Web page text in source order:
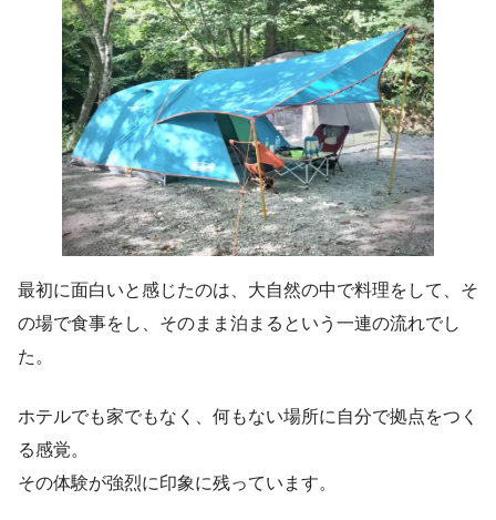
最初に面白いと感じたのは、大自然の中で料理をして、そ
の場で食事をし、そのまま泊まるという一連の流れでし
た。
ホテルでも家でもなく、何もない場所に自分で拠点をつく
る感覚。
その体験が強烈に印象に残っています。